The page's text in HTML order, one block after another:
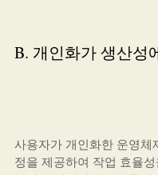
B. 개인화가 생산성
사용자가 개인화한 운영체
정을 제공하여 작업 효율